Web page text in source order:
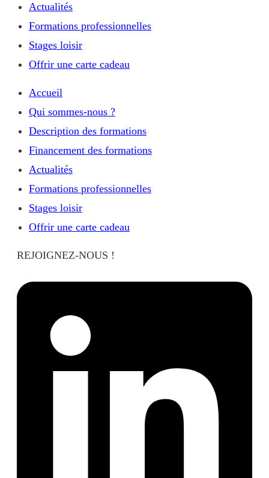
Actualités
Formations professionnelles
Stages loisir
Offrir une carte cadeau
Accueil
Qui sommes-nous ?
Description des formations
Financement des formations
Actualités
Formations professionnelles
Stages loisir
Offrir une carte cadeau
REJOIGNEZ-NOUS !